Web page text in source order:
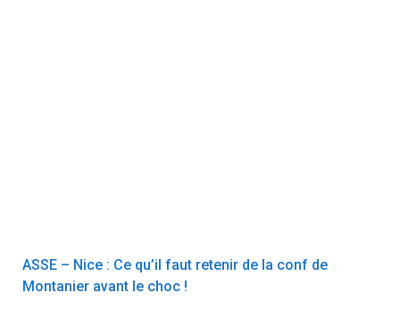
ASSE – Nice : Ce qu’il faut retenir de la conf de
Montanier avant le choc !